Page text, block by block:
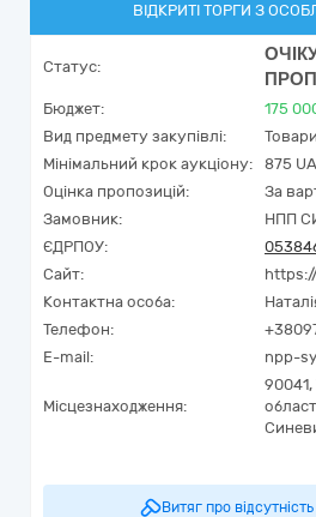
ВІДКРИТІ ТОРГИ З
Статус:
Бюджет: 175
Вид предмету закупівлі:
Товари
Мінімальний крок аукціону:
875
Оцінка пропозицій:
За
Замовник:
НПП
ЄДРПОУ:
Сайт:
Контактна особа:
Телефон:
E-mail:
npp-
Місцезнаходження:
90041,
Витяг про